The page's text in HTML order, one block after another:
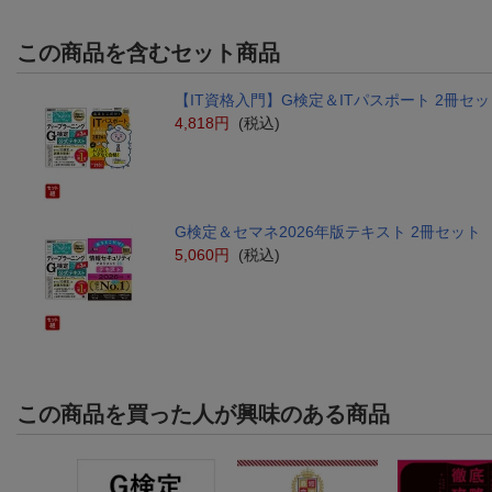
この商品を含むセット商品
【IT資格入門】G検定＆ITパスポート 2冊セ
4,818円
(税込)
G検定＆セマネ2026年版テキスト 2冊セット
5,060円
(税込)
この商品を買った人が興味のある商品